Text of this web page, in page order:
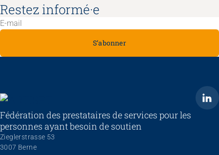
Restez informé·e
S’abonner
ARTISET
Fédération des prestataires de services pour les
personnes ayant besoin de soutien
Zieglerstrasse 53
3007 Berne